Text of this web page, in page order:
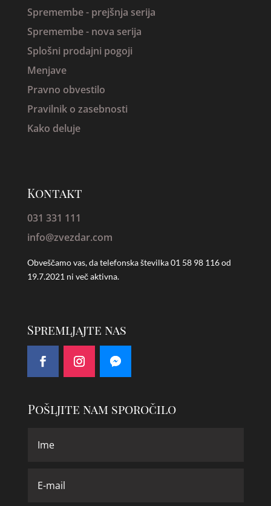
Spremembe - prejšnja serija
Spremembe - nova serija
Splošni prodajni pogoji
Menjave
Pravno obvestilo
Pravilnik o zasebnosti
Kako deluje
Kontakt
031 331 111
info@zvezdar.com
Obveščamo vas, da telefonska številka01 58 98 116 od
19.7.2021 ni več aktivna.
Spremljajte nas
Pošljite nam sporočilo